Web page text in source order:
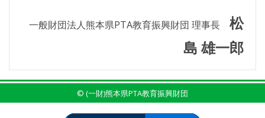
一般財団法人熊本県PTA教育振興財団 理事長 松
島 雄一郎
© (一財)熊本県PTA教育振興財団